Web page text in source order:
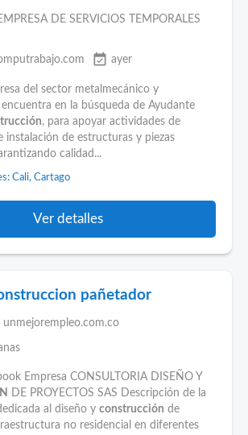
DE SERVICIOS TEMPORALES
event_available ayer
del sector metalmecánico y
encuentra en la búsqueda de Ayudante
, para apoyar actividades de
instalación de estructuras y piezas
calidad...
Cali, Cartago
Ver detalles
pañetador
unmejorempleo.com.co
Empresa CONSULTORIA DISEÑO Y
DE PROYECTOS SAS Descripción de la
al diseño y construcción de
no residencial en diferentes